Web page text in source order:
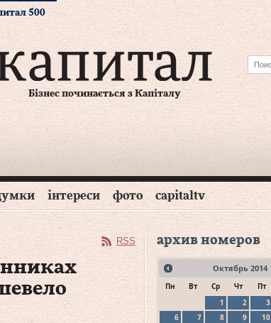
500
Бізнес починається з Капіталу
інтереси фото capitaltv
RSS архив номеров
Октябрь 2014
Пн Вт Ср Чт Пт
1
2 3
6
7 8 9 10